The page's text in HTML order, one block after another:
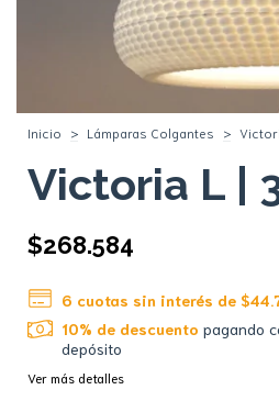
Inicio > Lámparas Colgantes >
Victoria L |
$268.584
6 cuotas sin interés de
10% de descuento pagando
depósito
Ver más detalles